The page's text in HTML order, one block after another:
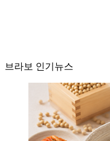
브라보 인기뉴스